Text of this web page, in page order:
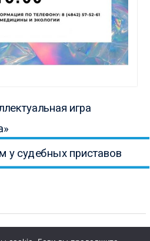
игра
у судебных приставов